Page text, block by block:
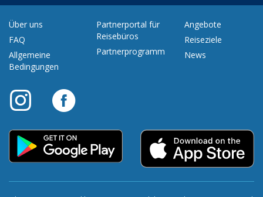
Über uns
FAQ
Allgemeine
Bedingungen
Partnerportal für
Reisebüros
Partnerprogramm
Angebote
Reiseziele
News